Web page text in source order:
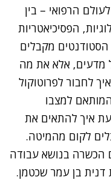
הרפואי – בין
הפסיכיאטריות
הסטודנטים מקבלים
מדעים, אלא את מה
לחבור לפרוטוקול
למצבו
איך להתאים את
לקום מהמיטה.
הכשרה בנושא עבודה
בן עמר שכטמן.